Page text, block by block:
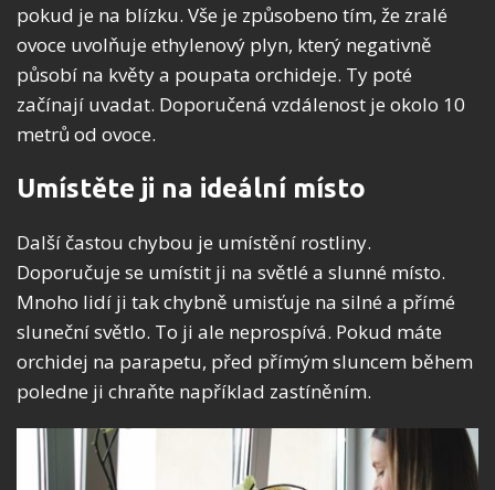
pokud je na blízku. Vše je způsobeno tím, že zralé
ovoce uvolňuje ethylenový plyn, který negativně
působí na květy a poupata orchideje. Ty poté
začínají uvadat. Doporučená vzdálenost je okolo 10
metrů od ovoce.
Umístěte ji na ideální místo
Další častou chybou je umístění rostliny.
Doporučuje se umístit ji na světlé a slunné místo.
Mnoho lidí ji tak chybně umisťuje na silné a přímé
sluneční světlo. To ji ale neprospívá. Pokud máte
orchidej na parapetu, před přímým sluncem během
poledne ji chraňte například zastíněním.